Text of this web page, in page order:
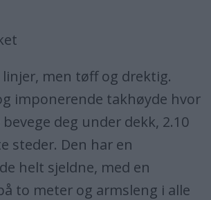
linjer, men tøff og drektig.
imponerende takhøyde hvor
deg under dekk, 2.10
steder. Den har en
helt sjeldne, med en
to meter og armsleng i alle